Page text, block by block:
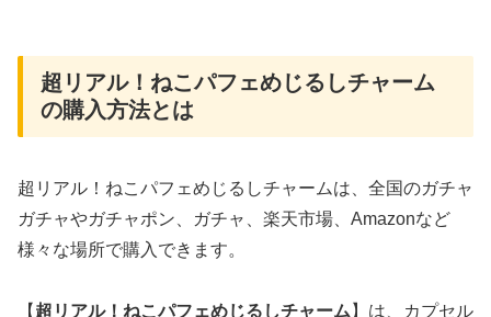
超リアル！ねこパフェめじるしチャーム
の購入方法とは
超リアル！ねこパフェめじるしチャームは、全国のガチャ
ガチャやガチャポン、ガチャ、楽天市場、Amazonなど
様々な場所で購入できます。
【 超リアル！ねこパフェめじるしチャーム 】は、カプセル